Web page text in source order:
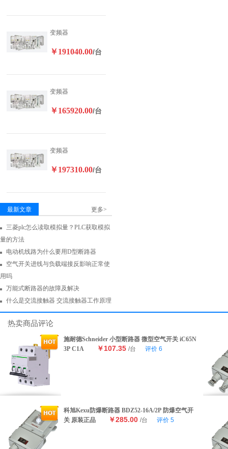
变频器
￥191040.00/台
变频器
￥165920.00/台
变频器
￥197310.00/台
最新文章 更多>
三菱plc怎么读取模拟量？PLC获取模拟
量的方法
电动机线路为什么要用D型断路器
空气开关进线与负载端接反影响正常使
用吗
万能式断路器的故障及解决
什么是交流接触器 交流接触器工作原理
热卖商品评论
施耐德Schneider 小型断路器 微型空气开关 iC65N
3P C1A
￥107.35 /台 评价 6
科旭Kexu防爆断路器 BDZ52-16A/2P 防爆空气开
关 原装正品
￥285.00 /台 评价 5